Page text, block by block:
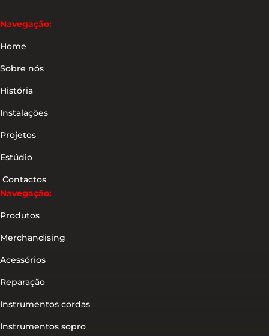
Navegação:
Home
Sobre nós
História
Instalações
Projetos
Estúdio
Contactos
Navegação:
Produtos
Merchandising
Acessórios
Reparação
Instrumentos cordas
Instrumentos sopro